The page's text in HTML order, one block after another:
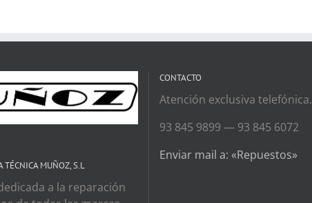
TÉCNICA MUÑOZ, S.L
a la reparación
CONTACTO
Atención exclusiva telefónica.
93 845 9899 — 93 845 6072
Enviar mail a: «Repuestos»